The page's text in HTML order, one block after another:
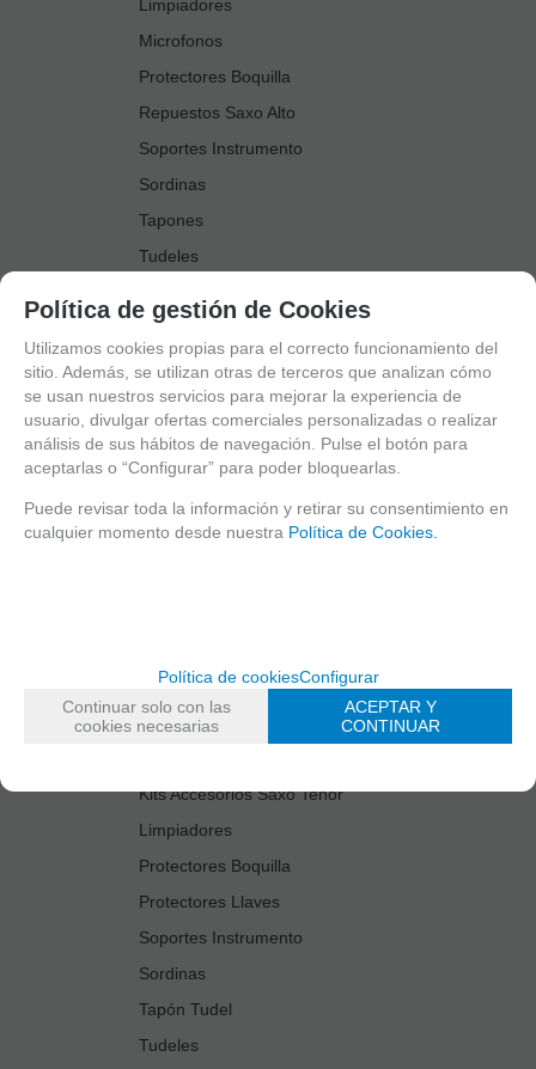
Limpiadores
Microfonos
Protectores Boquilla
Repuestos Saxo Alto
Soportes Instrumento
Sordinas
Tapones
Tudeles
Accesorios Saxo Tenor
Abrazaderas
Anillo Fonico Saxo Tenor
Atriles Marcha
Boquillas
Boquilleros
Cañas
Estuches Guardacañas
Estuches Instrumento
Kits Accesorios Saxo Tenor
Limpiadores
Protectores Boquilla
Protectores Llaves
Soportes Instrumento
Sordinas
Tapón Tudel
Tudeles
Política de gestión de Cookies
Utilizamos cookies propias para el correcto funcionamiento del
sitio. Además, se utilizan otras de terceros que analizan cómo
se usan nuestros servicios para mejorar la experiencia de
usuario, divulgar ofertas comerciales personalizadas o realizar
análisis de sus hábitos de navegación. Pulse el botón para
aceptarlas o “Configurar” para poder bloquearlas.
Puede revisar toda la información y retirar su consentimiento en
cualquier momento desde nuestra Política de Cookies.
Política de cookiesConfigurar
Continuar solo con las
cookies necesarias
ACEPTAR Y
CONTINUAR